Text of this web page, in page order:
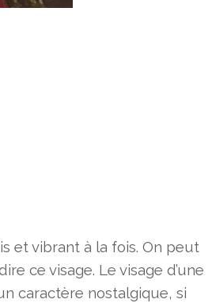
et vibrant à la fois. On peut
ce visage. Le visage d’une
caractère nostalgique, si